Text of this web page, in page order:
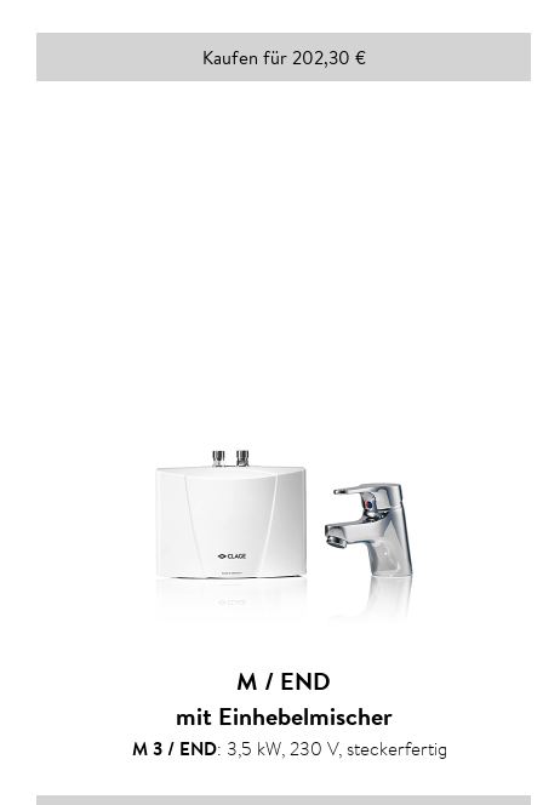
Kaufen für 202,30 €
M / END
mit Einhebelmischer
M 3 / END: 3,5 kW, 230 V, steckerfertig